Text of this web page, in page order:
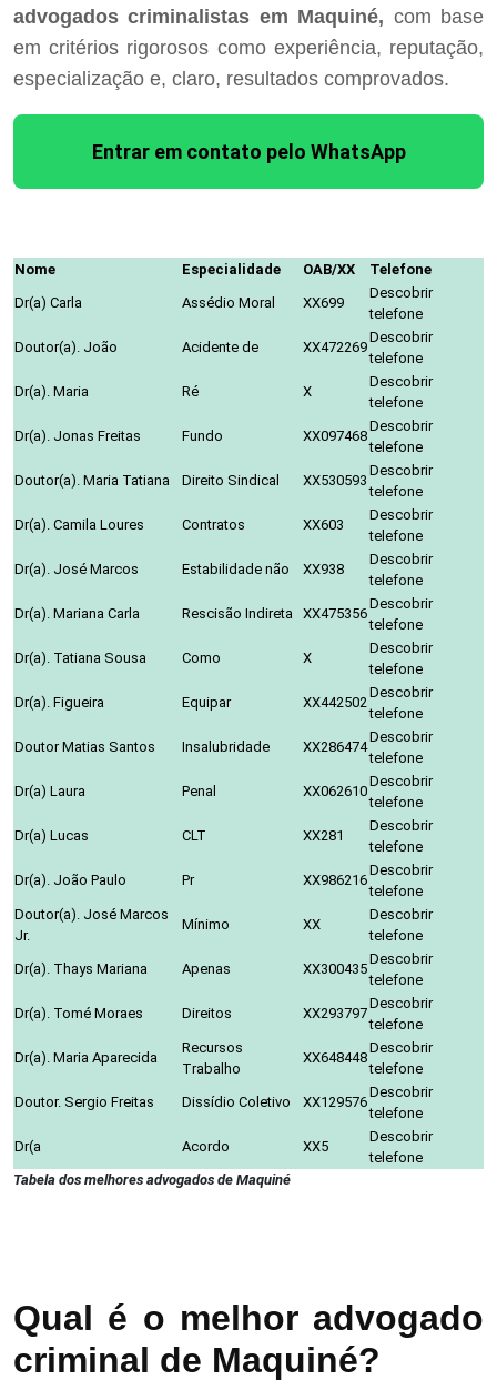
advogados criminalistas em Maquiné, com base
em critérios rigorosos como experiência, reputação,
especialização e, claro, resultados comprovados.
Entrar em contato pelo WhatsApp
Nome Especialidade OAB/XX
Telefone
Dr(a) Carla
Assédio Moral XX699
Descobrir
telefone
Doutor(a). João
Acidente de XX472269
Descobrir
telefone
Dr(a). Maria
Ré X
Descobrir
telefone
Dr(a). Jonas Freitas
Fundo XX097468
Descobrir
telefone
Doutor(a). Maria Tatiana
Direito Sindical XX530593
Descobrir
telefone
Dr(a). Camila Loures
Contratos XX603
Descobrir
telefone
Dr(a). José Marcos
Estabilidade não XX938
Descobrir
telefone
Dr(a). Mariana Carla
Rescisão Indireta XX475356
Descobrir
telefone
Dr(a). Tatiana Sousa
Como X
Descobrir
telefone
Dr(a). Figueira
Equipar XX442502
Descobrir
telefone
Doutor Matias Santos
Insalubridade XX286474
Descobrir
telefone
Dr(a) Laura
Penal XX062610
Descobrir
telefone
Dr(a) Lucas
CLT XX281
Descobrir
telefone
Dr(a). João Paulo
Pr XX986216
Descobrir
telefone
Doutor(a). José Marcos
Jr.
Mínimo XX
Descobrir
telefone
Dr(a). Thays Mariana
Apenas XX300435
Descobrir
telefone
Dr(a). Tomé Moraes
Direitos XX293797
Descobrir
telefone
Dr(a). Maria Aparecida
Recursos
Trabalho
XX648448
Descobrir
telefone
Doutor. Sergio Freitas
Dissídio Coletivo XX129576
Descobrir
telefone
Dr(a
Acordo XX5
Descobrir
telefone
Tabela dos melhores advogados de Maquiné
Qual é o melhor advogado
criminal de Maquiné?